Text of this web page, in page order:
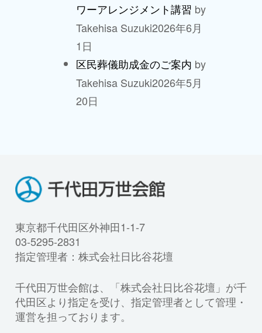
ワーアレンジメント講習 by
Takehisa Suzuki2026年6月
1日
区民葬儀助成金のご案内 by
Takehisa Suzuki2026年5月
20日
東京都千代田区外神田1-1-7
03-5295-2831
指定管理者：株式会社日比谷花壇
千代田万世会館は、「株式会社日比谷花壇」が千
代田区より指定を受け、指定管理者として管理・
運営を担っております。